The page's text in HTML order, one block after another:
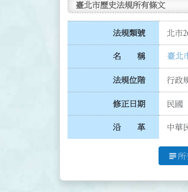
臺北市歷史法規所有條文
法規類號 北市
名 稱 臺北
法規位階 行政
修正日期 民國
沿 革 中華
subject 所